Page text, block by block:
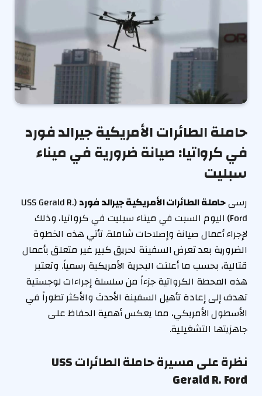
حاملة الطائرات الأمريكية جيرالد فورد
في كرواتيا: صيانة ضرورية في ميناء
سبليت
رسىحاملة الطائرات الأمريكية جيرالد فورد (USS Gerald R.
Ford) اليوم السبت في ميناء سبليت في كرواتيا، وذلك
لإجراء أعمال صيانة وإصلاحات شاملة. تأتي هذه الخطوة
الضرورية بعد تعرض السفينة لحريق كبير غير متعلق بأعمال
قتالية، بحسب ما أعلنت البحرية الأمريكية رسمياً. وتعتبر
هذه المحطة الكرواتية جزءاً من سلسلة إجراءات لوجستية
تهدف إلى إعادة تأهيل السفينة الأحدث والأكثر تطوراً في
الأسطول الأمريكي، مما يعكس أهمية الحفاظ على
جاهزيتها التشغيلية.
نظرة على مسيرة حاملة الطائرات USS
Gerald R. Ford